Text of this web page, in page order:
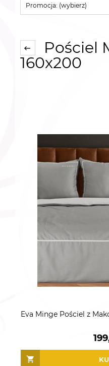
Promocja: (wybierz)
Pościel
160x200
Eva Minge Pościel z